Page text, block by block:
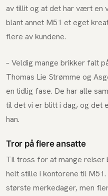
av tillit og at det har vært en
blant annet M51 et eget
flere av kundene.
– Veldig mange brikker falt
Thomas Lie Strømme og
en tidlig fase. De har alle
til det vi er blitt i dag, og
han.
Tror på flere ansatte
Til tross for at mange
helt stille i kontorene til
største merkedager, men